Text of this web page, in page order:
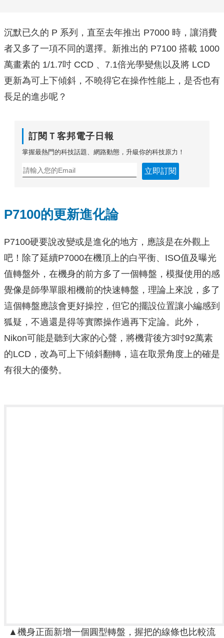
沉默已久的 P 系列，直至去年推出 P7000 時，讓消費
者又多了一項不同的選擇。新推出的 P7100 搭載 1000
萬畫素的 1/1.7吋 CCD 、7.1倍光學變焦以及將 LCD
更新為可上下傾斜，不曉得它在操作性能上，是否也有
長足的進步呢？
訂閱Ｔ客邦電子日報
掌握最熱門的科技話題、網路動態，升級你的科技原力！
立即訂閱
P7100的更新進化論
P7100硬要說改變或是進化的地方，應該是在外觀上
吧！除了延續P7000在機頂上的白平衡、ISO值及曝光
值轉盤外，在機身的前方多了一個轉盤，模擬使用的感
覺像是師學單眼相機前的快速轉盤，理論上來說，多了
這個轉盤應該會更好操控，但它的擺設位置讓小編感到
狐疑，不過還是得等實際操作過再下定論。此外，
Nikon可能是聽到大家的心聲，將機背後方3吋92萬素
的LCD，改為可上下傾斜翻轉，這在取景角度上的確是
有很大的優勢。
▲機身正面新增一個圓型轉盤，握把的線條也比較流